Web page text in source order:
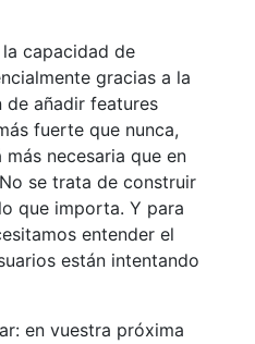
capacidad de
gracias a la
de añadir features
fuerte que nunca,
necesaria que en
se trata de construir
que importa. Y para
entender el
están intentando
en vuestra próxima